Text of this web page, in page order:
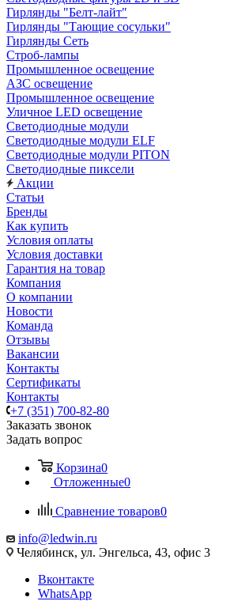
Гирлянды "Белт-лайт"
Гирлянды "Тающие сосульки"
Гирлянды Сеть
Строб-лампы
Промышленное освещение
АЗС освещение
Промышленное освещение
Уличное LED освещение
Светодиодные модули
Светодиодные модули ELF
Светодиодные модули PITON
Светодиодные пиксели
Акции
Статьи
Бренды
Как купить
Условия оплаты
Условия доставки
Гарантия на товар
Компания
О компании
Новости
Команда
Отзывы
Вакансии
Контакты
Сертификаты
Контакты
+7 (351) 700-82-80
Заказать звонок
Задать вопрос
Корзина0
Отложенные0
Сравнение товаров0
info@ledwin.ru
Челябинск, ул. Энгельса, 43, офис 3
Вконтакте
WhatsApp